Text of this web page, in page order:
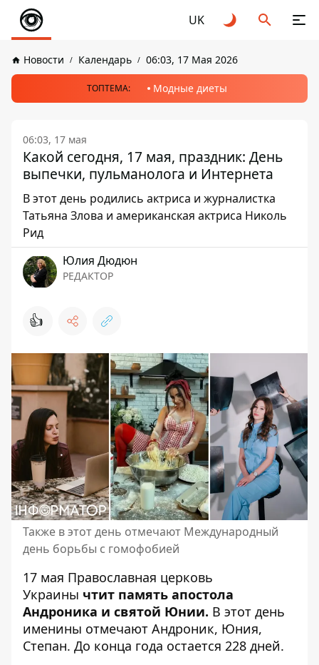
UK
Новости Календарь 06:03, 17 Мая 2026
ТОПТЕМА: Модные диеты
06:03, 17 мая
Какой сегодня, 17 мая, праздник: День
выпечки, пульманолога и Интернета
В этот день родились актриса и журналистка
Татьяна Злова и американская актриса Николь
Рид
Юлия Дюдюн
РЕДАКТОР
👍
Также в этот день отмечают Международный
день борьбы с гомофобией
17 мая Православная церковь
Украины чтит память апостола
Андроника и святой Юнии. В этот день
именины отмечают Андроник, Юния,
Степан. До конца года остается 228 дней.